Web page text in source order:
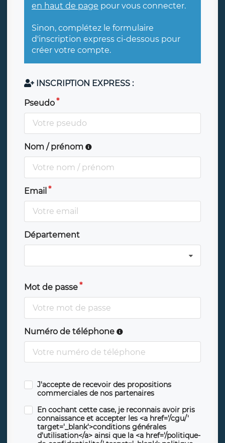
en haut de page pour vous connecter.
Sinon, complétez le formulaire
d'inscription express ci-dessous pour
créer votre compte.
INSCRIPTION EXPRESS :
Pseudo
Nom / prénom
Email
Département
Mot de passe
Numéro de téléphone
J'accepte de recevoir des propositions
commerciales de nos partenaires
En cochant cette case, je reconnais avoir pris
connaissance et accepter les <a href='/cgu/'
target='_blank'>conditions générales
d'utilisation</a> ainsi que la <a href='/politique-